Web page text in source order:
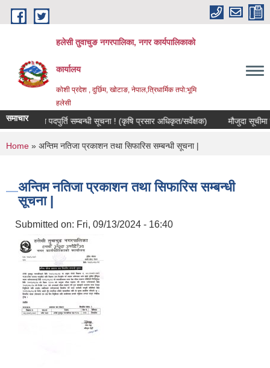
Skip to main content
हलेसी तुवाचुङ नगरपालिका, नगर कार्यपालिकाको
कार्यालय
कोशी प्रदेश , दुर्छिम, खोटाङ, नेपाल,त्रिधार्मिक तपो:भूमि
हलेसी
समाचार
करारमा पदपुर्ति सम्बन्धी सूचना ! (कृषि प्रसार अधिकृत/सर्वेक्षक) मौजुदा सूचीमा
You are here
Home » अन्तिम नतिजा प्रकाशन तथा सिफारिस सम्बन्धी सूचना |
अन्तिम नतिजा प्रकाशन तथा सिफारिस सम्बन्धी
सूचना |
Submitted on: Fri, 09/13/2024 - 16:40